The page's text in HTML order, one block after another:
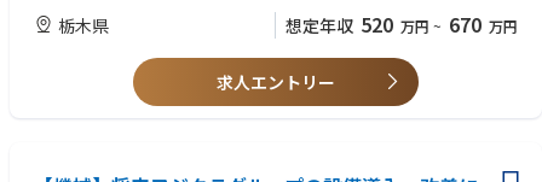
針・生産計画の策定及び実施に関する指示・組織とメンバーのマネジメン
ト・実績管理を行って頂くことを想定しているポジションです。
具体的には製品の生産活動において、製品製造作業、設備・工具・器具の
維持、材料・部品の管理、品質検査等の実務と管理を行っていただきま
栃木県 想定年収 520 万円 ~ 670 万円
求人エントリー